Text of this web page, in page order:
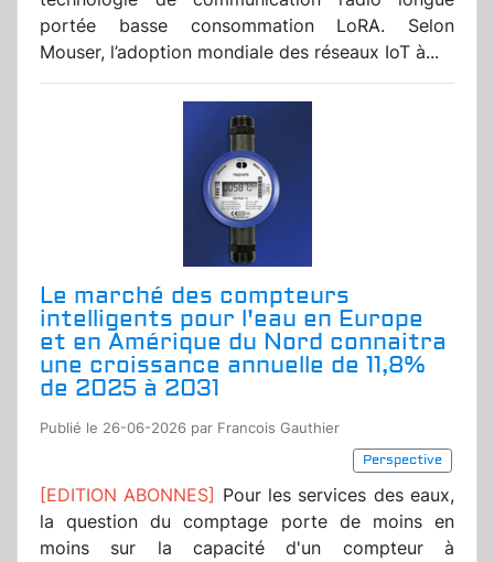
portée basse consommation LoRA. Selon
Mouser, l’adoption mondiale des réseaux IoT à...
Le marché des compteurs
intelligents pour l'eau en Europe
et en Amérique du Nord connaitra
une croissance annuelle de 11,8%
de 2025 à 2031
Publié le 26-06-2026 par Francois Gauthier
Perspective
[EDITION ABONNES] Pour les services des eaux,
la question du comptage porte de moins en
moins sur la capacité d'un compteur à